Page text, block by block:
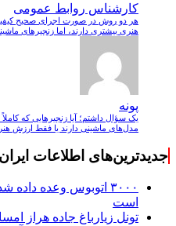
کارشناس روابط عمومی
هر دو روش در صورت اجرای صحیح
هنری بیشتری دارند، اما زنجیرهای
پونه
یک سؤال داشتم؛ آیا زنجیرهایی که
مدل‌های ماشینی دارند یا فقط ارزش
جدیدترین‌های اطلاعات ایران
۳۰۰۰ اتوبوس وعده
است
تونل زیارباغ جاده هراز